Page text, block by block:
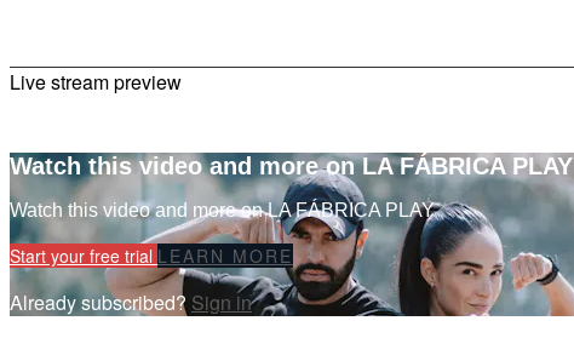
Live stream preview
Watch this video and more on LA FÁBRICA PLAY
Watch this video and more on LA FÁBRICA PLAY
Start your free trial LEARN MORE
Already subscribed? Sign in